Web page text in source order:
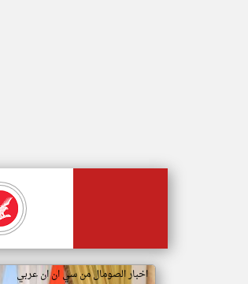
اخبار الصومال من سي ان ان عربي